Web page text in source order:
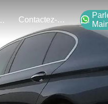
Contactez-Nous